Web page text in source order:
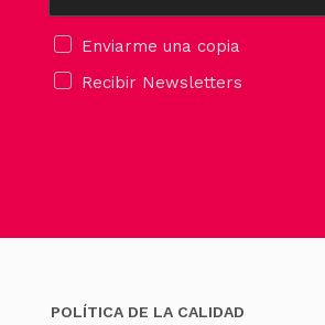
Enviarme una copia
Recibir Newsletters
POLÍTICA DE LA CALIDAD